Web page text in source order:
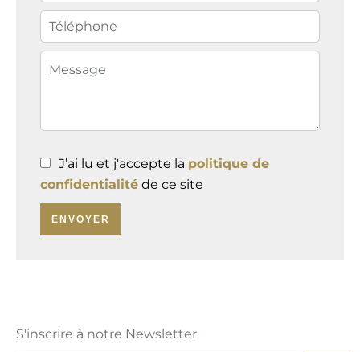
J’ai lu et j'accepte la politique de
confidentialité de ce site
ENVOYER
S'inscrire à notre Newsletter